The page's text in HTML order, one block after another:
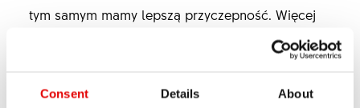
Consent Details About
tym samym mamy lepszą przyczepność. Więcej
Z drugiej zaś strony, szersze felgi i szersze opony